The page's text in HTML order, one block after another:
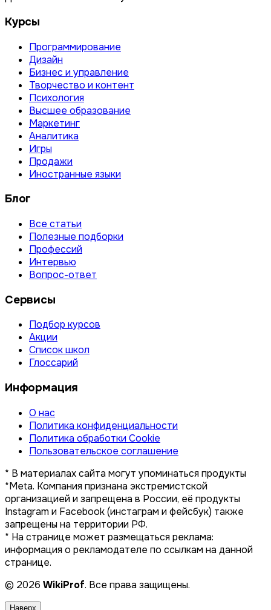
Курсы
Программирование
Дизайн
Бизнес и управление
Творчество и контент
Психология
Высшее образование
Маркетинг
Аналитика
Игры
Продажи
Иностранные языки
Блог
Все статьи
Полезные подборки
Профессий
Интервью
Вопрос-ответ
Сервисы
Подбор курсов
Акции
Список школ
Глоссарий
Информация
О нас
Политика конфиденциальности
Политика обработки Cookie
Пользовательское соглашение
* В материалах сайта могут упоминаться продукты
*Meta. Компания признана экстремистской
организацией и запрещена в России, её продукты
Instagram и Facebook (инстаграм и фейсбук) также
запрещены на территории РФ.
* На странице может размещаться реклама:
информация о рекламодателе по ссылкам на данной
странице.
© 2026 WikiProf. Все права защищены.
Наверх